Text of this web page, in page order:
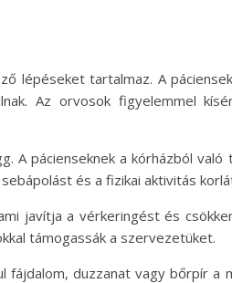
lépéseket tartalmaz. A
Az orvosok figyelemmel
pácienseknek a kórházból való
és a fizikai aktivitás
javítja a vérkeringést és
támogassák a szervezetüket.
duzzanat vagy bőrpír a